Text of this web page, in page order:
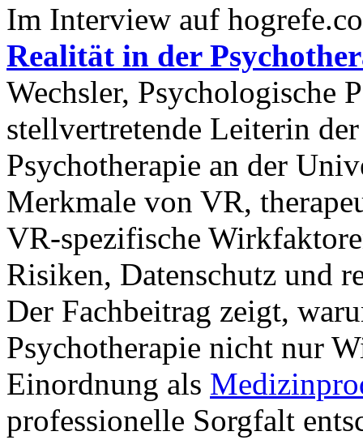
Im Interview auf
Realität in der
Wechsler, Psychologische
stellvertretende Leiterin
Psychotherapie an der
Merkmale von VR,
VR-spezifische
Risiken, Datenschutz und
Der Fachbeitrag zeigt,
Psychotherapie nicht nur
Einordnung als
professionelle Sorgfalt